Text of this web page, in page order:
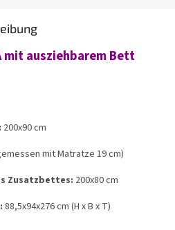
mit ausziehbarem Bett
200x90 cm
mit Matratze 19 cm)
Zusatzbettes: 200x80 cm
88,5x94x276 cm (H x B x T)